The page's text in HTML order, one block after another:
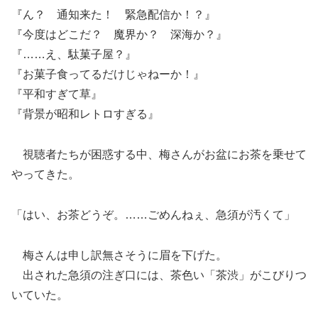
『ん？ 通知来た！ 緊急配信か！？』
『今度はどこだ？ 魔界か？ 深海か？』
『……え、駄菓子屋？』
『お菓子食ってるだけじゃねーか！』
『平和すぎて草』
『背景が昭和レトロすぎる』
視聴者たちが困惑する中、梅さんがお盆にお茶を乗せて
やってきた。
「はい、お茶どうぞ。……ごめんねぇ、急須が汚くて」
梅さんは申し訳無さそうに眉を下げた。
出された急須の注ぎ口には、茶色い「茶渋」がこびりつ
いていた。